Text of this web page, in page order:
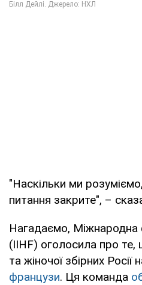
"Наскільки ми
питання закрите", –
Нагадаємо, Міжнародна
(IIHF) оголосила про те,
та жіночої збірних Росії
французи. Ця команда